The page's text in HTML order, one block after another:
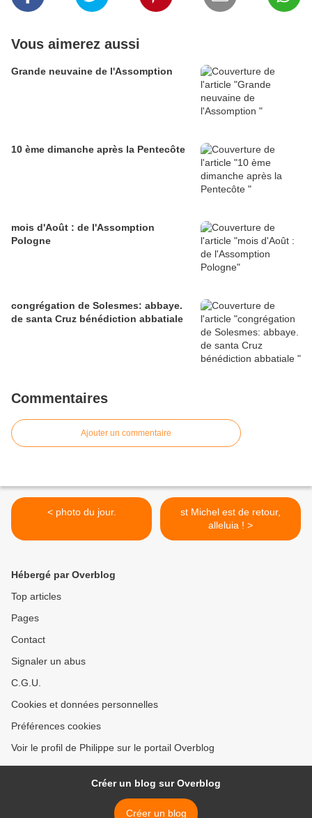
Vous aimerez aussi
Grande neuvaine de l'Assomption
10 ème dimanche après la Pentecôte
mois d'Août : de l'Assomption
Pologne
congrégation de Solesmes: abbaye.
de santa Cruz bénédiction abbatiale
Commentaires
Ajouter un commentaire
< photo du jour.
st Michel est de retour,
alleluia ! >
Hébergé par Overblog
Top articles
Pages
Contact
Signaler un abus
C.G.U.
Cookies et données personnelles
Préférences cookies
Voir le profil de Philippe sur le portail Overblog
Créer un blog sur Overblog
Créer un blog